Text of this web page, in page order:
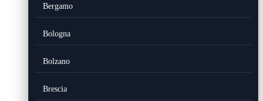
Bergamo
Bologna
Bolzano
Brescia